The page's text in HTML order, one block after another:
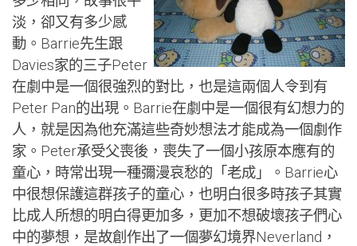
淡，卻又有多少感
動。Barrie先生跟
Davies家的三子Peter
在劇中是一個很強烈的對比，也是這兩個人令到有
Peter Pan的出現。Barrie在劇中是一個很有幻想力的
人，就是因為他充滿這些奇妙想法才能成為一個劇作
家。Peter承受父喪後，喪失了一個小孩原本應有的
童心，時常出現一種彌漫哀愁的「老成」。Barrie心
中很想保護這群孩子的童心，也明白很多時孩子其實
比成人所想的明白得更加多，更加不想破壞孩子們心
中的夢想，是故創作出了一個夢幻境界Neverland，